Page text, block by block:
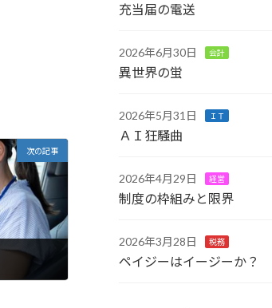
次の記事
充当届の電送
2026年6月30日 会計
異世界の蛍
2026年5月31日 ＩＴ
ＡＩ狂騒曲
2026年4月29日 経営
制度の枠組みと限界
2026年3月28日 税務
ペイジーはイージーか？